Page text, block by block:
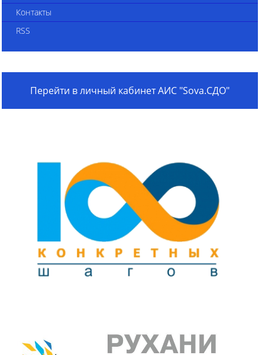
Контакты
RSS
Перейти в личный кабинет АИС "Sova.СДО"